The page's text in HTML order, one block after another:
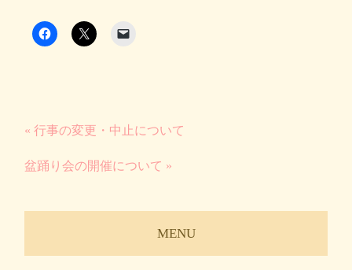
« 行事の変更・中止について
盆踊り会の開催について »
MENU